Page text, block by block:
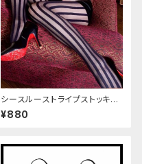
シースルーストライプストッキン
グ
¥880